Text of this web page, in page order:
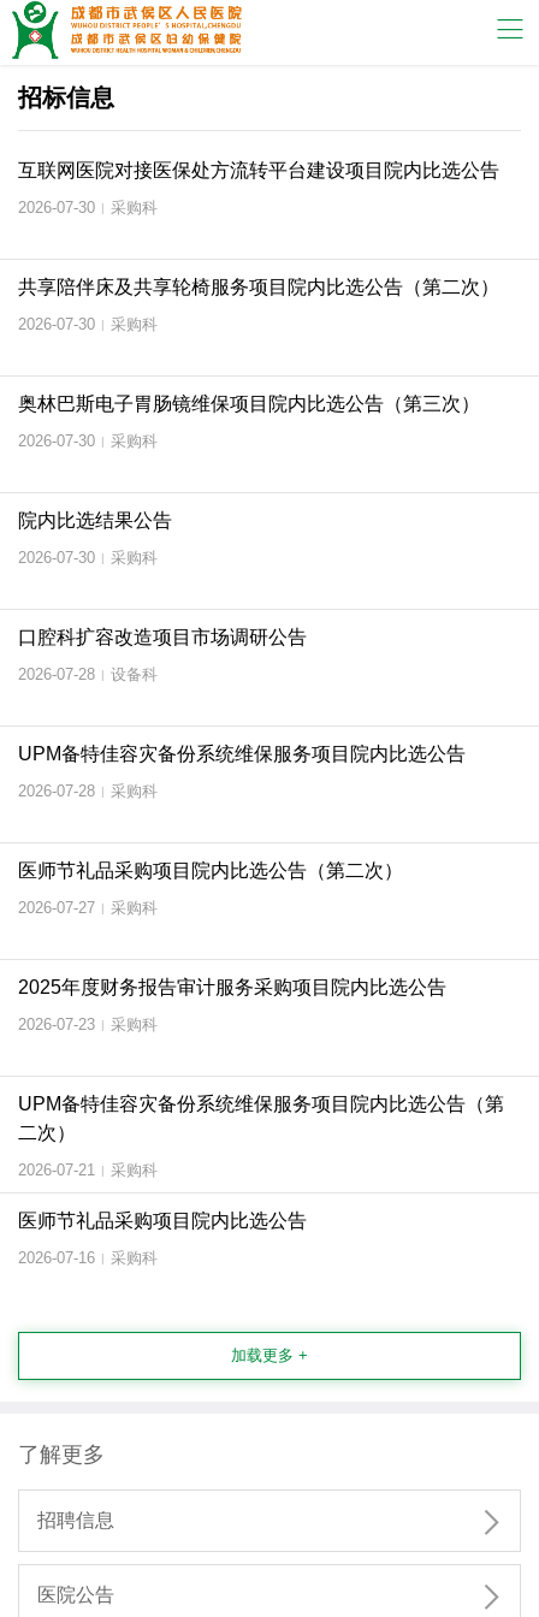
招标信息
互联网医院对接医保处方流转平台建设项目院内比选公告
2026-07-30 | 采购科
共享陪伴床及共享轮椅服务项目院内比选公告（第二次）
2026-07-30 | 采购科
奥林巴斯电子胃肠镜维保项目院内比选公告（第三次）
2026-07-30 | 采购科
院内比选结果公告
2026-07-30 | 采购科
口腔科扩容改造项目市场调研公告
2026-07-28 | 设备科
UPM备特佳容灾备份系统维保服务项目院内比选公告
2026-07-28 | 采购科
医师节礼品采购项目院内比选公告（第二次）
2026-07-27 | 采购科
2025年度财务报告审计服务采购项目院内比选公告
2026-07-23 | 采购科
UPM备特佳容灾备份系统维保服务项目院内比选公告（第
二次）
2026-07-21 | 采购科
医师节礼品采购项目院内比选公告
2026-07-16 | 采购科
加载更多 +
了解更多
招聘信息 
医院公告 